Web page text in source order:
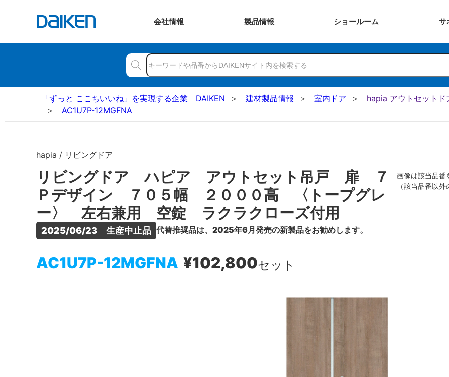
会社情報 製品情報 ショールーム サ
「ずっと ここちいいね」を実現する企業 DAIKEN 建材製品情報 室内ドア
hapia アウトセットド
AC1U7P-12MGFNA
hapia / リビングドア
リビングドア ハピア アウトセット吊戸 扉 ７
Ｐデザイン ７０５幅 ２０００高 〈トープグレ
ー〉 左右兼用 空錠 ラクラクローズ付用
2025/06/23　生産中止品 代替推奨品は、2025年6月発売の新製品をお勧めします。
AC1U7P-12MGFNA ¥102,800セット
画像は該当品番
（該当品番以